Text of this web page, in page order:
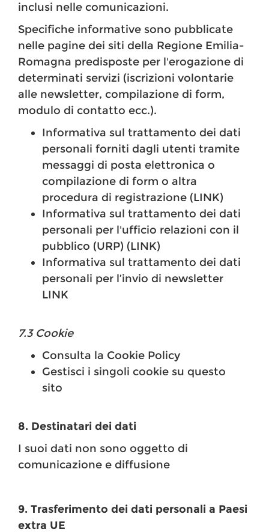
inclusi nelle comunicazioni.
Specifiche informative sono pubblicate
nelle pagine dei siti della Regione Emilia-
Romagna predisposte per l'erogazione di
determinati servizi (iscrizioni volontarie
alle newsletter, compilazione di form,
modulo di contatto ecc.).
Informativa sul trattamento dei dati
personali forniti dagli utenti tramite
messaggi di posta elettronica o
compilazione di form o altra
procedura di registrazione (LINK)
Informativa sul trattamento dei dati
personali per l'ufficio relazioni con il
pubblico (URP) (LINK)
Informativa sul trattamento dei dati
personali per l’invio di newsletter
LINK
7.3 Cookie
Consulta la Cookie Policy
Gestisci i singoli cookie su questo
sito
8. Destinatari dei dati
I suoi dati non sono oggetto di
comunicazione e diffusione
9. Trasferimento dei dati personali a Paesi
extra UE